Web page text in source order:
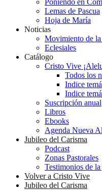
Lemas de Pascua
Hoja de María
Noticias
Movimiento de
Eclesiales
Catálogo
Cristo Vive
Todos los
Indice
Indice
Suscripción anual
Libros
Ebooks
Agenda Nueva
Jubileo del Carisma
Podcast
Zonas Pastorales
Testimonios de
Volver a Cristo Vive
Jubileo del Carisma